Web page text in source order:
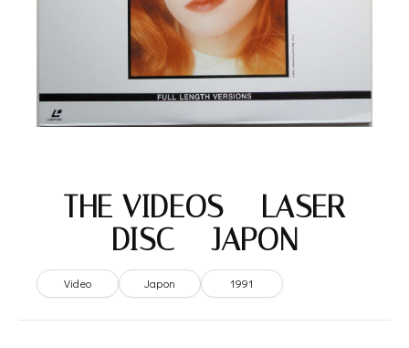
THE VIDEOS – LASER
DISC – JAPON
Video Japon 1991